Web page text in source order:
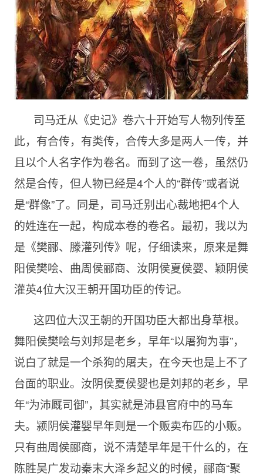
司马迁从《史记》卷六十开始写人物列传至
此，有合传，有类传，合传大多是两人一传，并
且以个人名字作为卷名。而到了这一卷，虽然仍
然是合传，但人物已经是4个人的“群传”或者说
是“群像”了。同是，司马迁别出心裁地把4个人
的姓连在一起，构成本卷的卷名。最初，我以为
是《樊郦、滕灌列传》呢，仔细读来，原来是舞
阳侯樊哙、曲周侯郦商、汝阴侯夏侯婴、颖阴侯
灌英4位大汉王朝开国功臣的传记。
这四位大汉王朝的开国功臣大都出身草根。
舞阳侯樊哙与刘邦是老乡，早年“以屠狗为事”，
说白了就是一个杀狗的屠夫，在今天也是上不了
台面的职业。汝阴侯夏侯婴也是刘邦的老乡，早
年“为沛厩司御”，其实就是沛县官府中的马车
夫。颍阴侯灌婴早年则是一个贩卖布匹的小贩。
只有曲周侯郦商，说不清楚早年是干什么的，在
陈胜吴广发动秦末大泽乡起义的时候，郦商“聚